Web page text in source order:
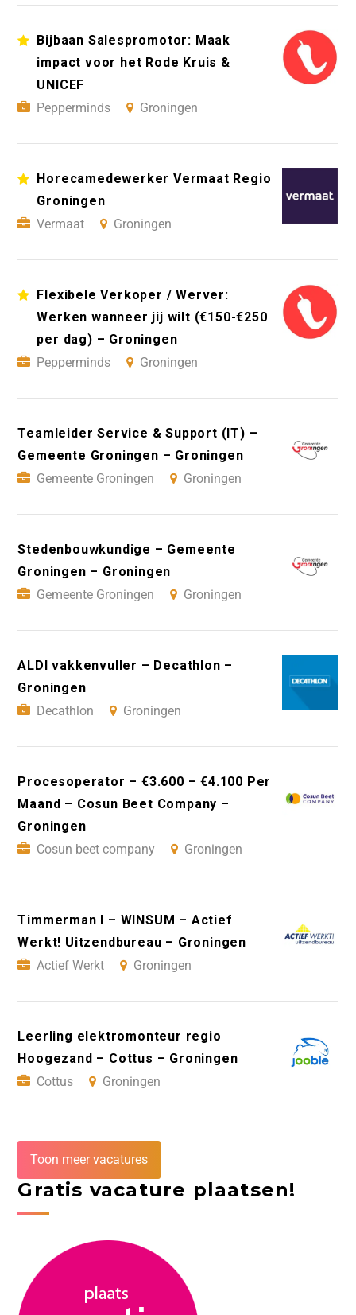
Bijbaan Salespromotor: Maak
impact voor het Rode Kruis &
UNICEF
Pepperminds
Groningen
Horecamedewerker Vermaat Regio
Groningen
Vermaat
Groningen
Flexibele Verkoper / Werver:
Werken wanneer jij wilt (€150-€250
per dag) – Groningen
Pepperminds
Groningen
Teamleider Service & Support (IT) –
Gemeente Groningen – Groningen
Gemeente Groningen
Groningen
Stedenbouwkundige – Gemeente
Groningen – Groningen
Gemeente Groningen
Groningen
ALDI vakkenvuller – Decathlon –
Groningen
Decathlon
Groningen
Procesoperator – €3.600 – €4.100 Per
Maand – Cosun Beet Company –
Groningen
Cosun beet company
Groningen
Timmerman I – WINSUM – Actief
Werkt! Uitzendbureau – Groningen
Actief Werkt
Groningen
Leerling elektromonteur regio
Hoogezand – Cottus – Groningen
Cottus
Groningen
Toon meer vacatures
Gratis vacature plaatsen!